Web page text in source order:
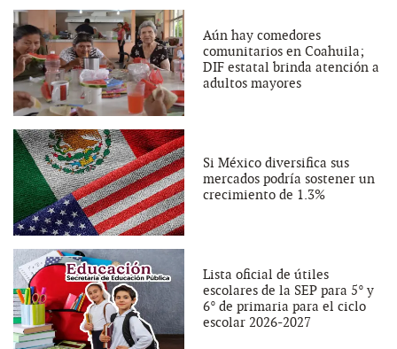
Aún hay comedores
comunitarios en Coahuila;
DIF estatal brinda atención a
adultos mayores
Si México diversifica sus
mercados podría sostener un
crecimiento de 1.3%
Lista oficial de útiles
escolares de la SEP para 5° y
6° de primaria para el ciclo
escolar 2026-2027